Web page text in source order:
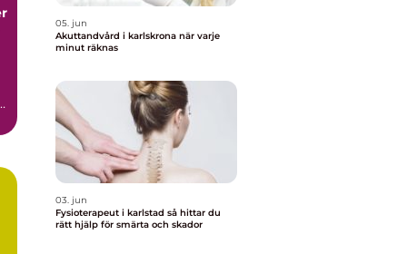
05. jun
Akuttandvård i karlskrona när varje
minut räknas
03. jun
Fysioterapeut i karlstad så hittar du
rätt hjälp för smärta och skador